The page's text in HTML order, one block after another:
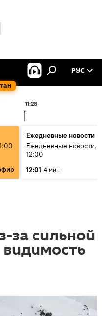
РУС
11:28
Ежедневные новости
Ежедневные новости.
12:00
12:01 4 мин
за сильной